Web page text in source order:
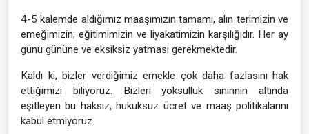
4-5 kalemde aldığımız maaşımızın tamamı, alın terimizin ve
emeğimizin; eğitimimizin ve liyakatimizin karşılığıdır. Her ay
günü gününe ve eksiksiz yatması gerekmektedir.
Kaldı ki, bizler verdiğimiz emekle çok daha fazlasını hak
ettiğimizi biliyoruz. Bizleri yoksulluk sınırının altında
eşitleyen bu haksız, hukuksuz ücret ve maaş politikalarını
kabul etmiyoruz.